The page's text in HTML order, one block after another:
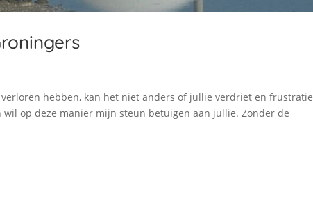
hebben, kan het niet anders of jullie verdriet en frustratie
op deze manier mijn steun betuigen aan jullie. Zonder de